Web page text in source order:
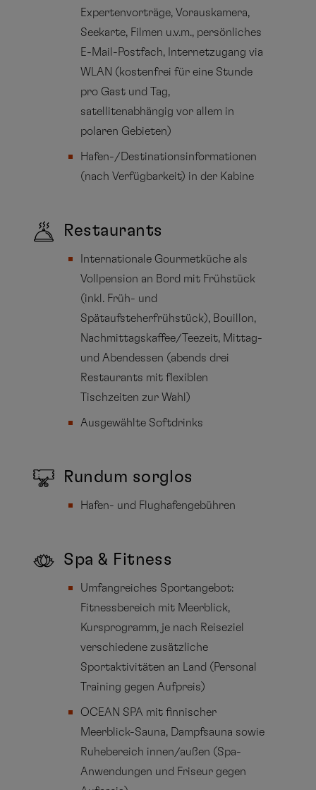
Expertenvorträge, Vorauskamera,
Seekarte, Filmen u.v.m., persönliches
E-Mail-Postfach, Internetzugang via
WLAN (kostenfrei für eine Stunde
pro Gast und Tag,
satellitenabhängig vor allem in
polaren Gebieten)
Hafen-/Destinationsinformationen
(nach Verfügbarkeit) in der Kabine
Restaurants
Internationale Gourmetküche als
Vollpension an Bord mit Frühstück
(inkl. Früh- und
Spätaufsteherfrühstück), Bouillon,
Nachmittagskaffee/Teezeit, Mittag-
und Abendessen (abends drei
Restaurants mit flexiblen
Tischzeiten zur Wahl)
Ausgewählte Softdrinks
Rundum sorglos
Hafen- und Flughafengebühren
Spa & Fitness
Umfangreiches Sportangebot:
Fitnessbereich mit Meerblick,
Kursprogramm, je nach Reiseziel
verschiedene zusätzliche
Sportaktivitäten an Land (Personal
Training gegen Aufpreis)
OCEAN SPA mit finnischer
Meerblick-Sauna, Dampfsauna sowie
Ruhebereich innen/außen (Spa-
Anwendungen und Friseur gegen